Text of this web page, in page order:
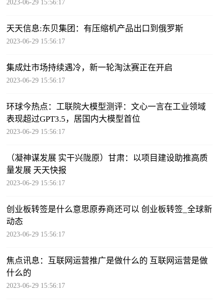
2023-06-29 15:56:17
天天信息:东贝集团：有压缩机产品出口到俄罗斯
2023-06-29 15:56:17
集成灶市场持续遇冷，新一轮淘汰赛正在开启
2023-06-29 15:56:17
环球今热点：工联院大模型测评：文心一言在工业领域
表现超过GPT3.5，居国内大模型首位
2023-06-29 15:56:17
（凝神谋发展 实干兴陇原）甘肃：以项目建设助推高质
量发展 天天快报
2023-06-29 15:56:17
创业板转签是什么意思原券商还可以 创业板转签_全球新
动态
2023-06-29 15:56:17
焦点讯息：互联网运营推广是做什么的 互联网运营是做
什么的
2023-06-29 15:56:17